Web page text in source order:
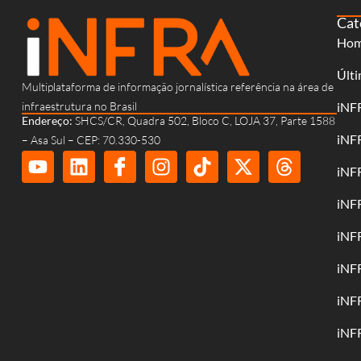
Multiplataforma de informação jornalística referência na área de
infraestrutura no Brasil
Endereço: SHCS/CR, Quadra 502, Bloco C, LOJA 37, Parte 1588
– Asa Sul – CEP: 70.330-530